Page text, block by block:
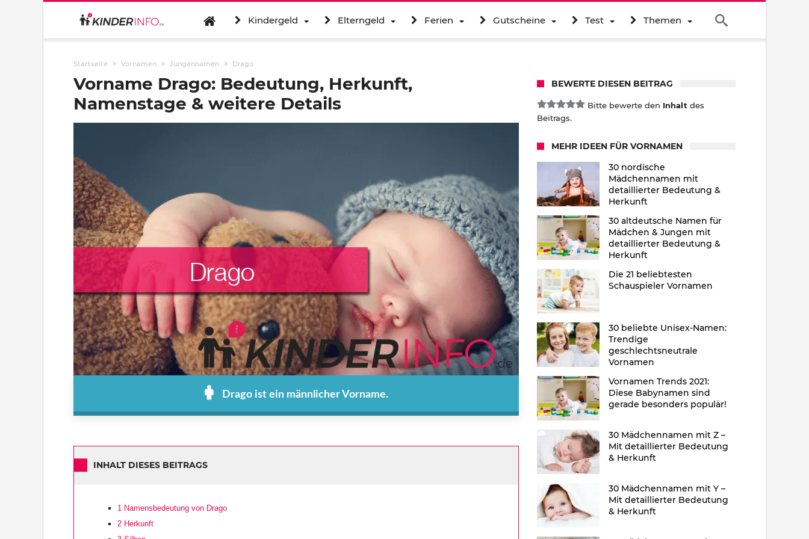
Kindergeld Elterngeld Ferien Gutscheine Test Themen
Startseite Vornamen Jungennamen Drago
Vorname Drago: Bedeutung, Herkunft,
Namenstage & weitere Details
Drago ist ein männlicher Vorname.
INHALT DIESES BEITRAGS
1 Namensbedeutung von Drago
2 Herkunft
BEWERTE DIESEN BEITRAG
Bitte bewerte den Inhalt des
Beitrags.
MEHR IDEEN FÜR VORNAMEN
30 nordische
Mädchennamen mit
detaillierter Bedeutung &
Herkunft
30 altdeutsche Namen für
Mädchen & Jungen mit
detaillierter Bedeutung &
Herkunft
Die 21 beliebtesten
Schauspieler Vornamen
30 beliebte Unisex-Namen:
Trendige
geschlechtsneutrale
Vornamen
Vornamen Trends 2021:
Diese Babynamen sind
gerade besonders populär!
30 Mädchennamen mit Z –
Mit detaillierter Bedeutung
& Herkunft
30 Mädchennamen mit Y –
Mit detaillierter Bedeutung
& Herkunft